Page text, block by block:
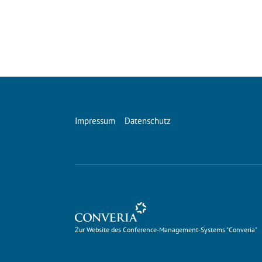
Impressum Datenschutz
Zur Website des Conference-Management-Systems
Zur Website des Conference-Management-Systems "Converia"